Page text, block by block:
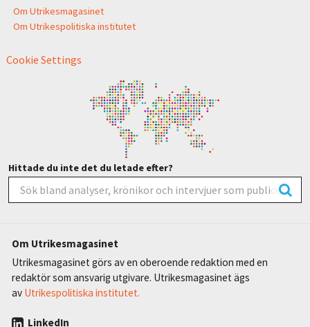
Om Utrikesmagasinet
Om Utrikespolitiska institutet
Cookie Settings
Hittade du inte det du letade efter?
Om Utrikesmagasinet
Utrikesmagasinet görs av en oberoende redaktion med en
redaktör som ansvarig utgivare. Utrikesmagasinet ägs
av Utrikespolitiska institutet.
LinkedIn